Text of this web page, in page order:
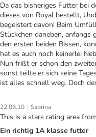
Da das bisheriges Futter bei
dieses von Royal bestellt,
begeistert davon! Beim
Stückchen daneben, anfangs
den ersten beiden Bissen,
hat es auch noch keinerlei
Nun frißt er schon den
sonst teilte er sich seine
ist alles schnell weg. Doch
22.06.10 | Sabrina
This is a stars rating area
Ein richtig 1A klasse futter